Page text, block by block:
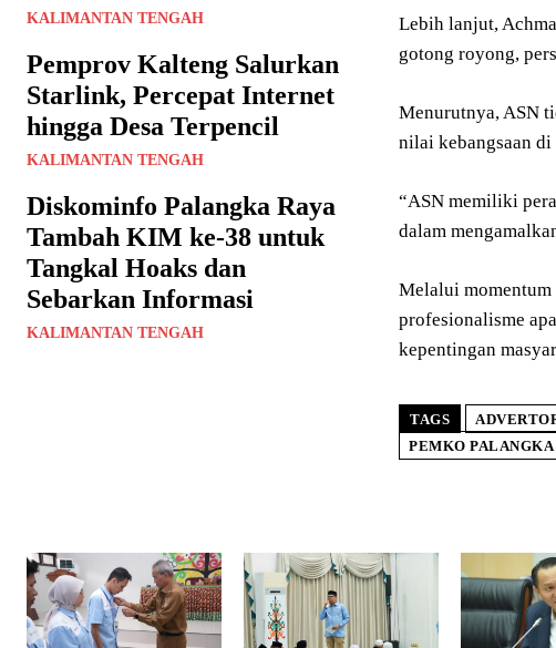
KALIMANTAN TENGAH
Pemprov Kalteng Salurkan
Starlink, Percepat Internet
hingga Desa Terpencil
KALIMANTAN TENGAH
Diskominfo Palangka Raya
Tambah KIM ke-38 untuk
Tangkal Hoaks dan
Sebarkan Informasi
KALIMANTAN TENGAH
Lebih lanjut,
gotong royong,
Menurutnya, ASN
nilai kebangsaan di
“ASN memiliki
dalam
Melalui momentum
profesionalisme
kepentingan
TAGS
PEMKO PALANGKA